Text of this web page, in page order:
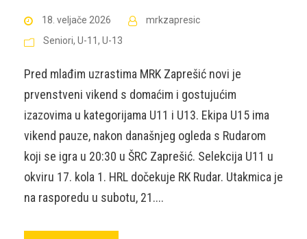
18. veljače 2026
mrkzapresic
Seniori, U-11 , U-13
Pred mlađim uzrastima MRK Zaprešić novi je
prvenstveni vikend s domaćim i gostujućim
izazovima u kategorijama U11 i U13. Ekipa U15 ima
vikend pauze, nakon današnjeg ogleda s Rudarom
koji se igra u 20:30 u ŠRC Zaprešić. Selekcija U11 u
okviru 17. kola 1. HRL dočekuje RK Rudar. Utakmica je
na rasporedu u subotu, 21....